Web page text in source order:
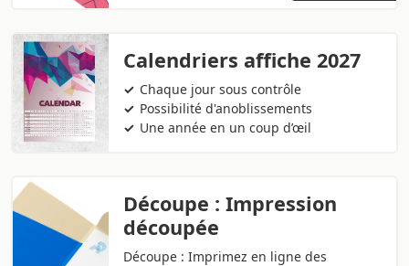
Calendriers affiche 2027
Chaque jour sous contrôle
Possibilité d'anoblissements
Une année en un coup d’œil
Découpe : Impression
découpée
Découpe : Imprimez en ligne des